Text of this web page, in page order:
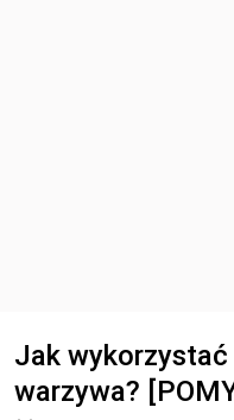
Jak wykorzystać
warzywa?